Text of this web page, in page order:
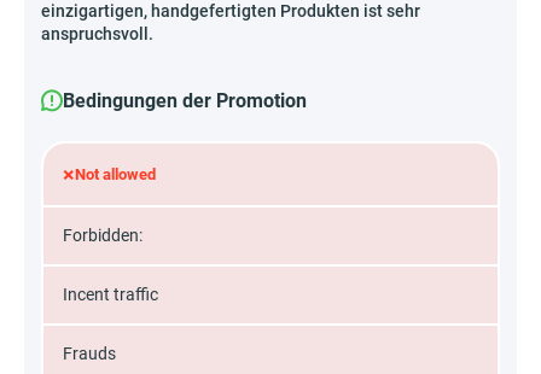
einzigartigen, handgefertigten Produkten ist sehr
anspruchsvoll.
Bedingungen der Promotion
×Not allowed
Forbidden:
Incent traffic
Frauds